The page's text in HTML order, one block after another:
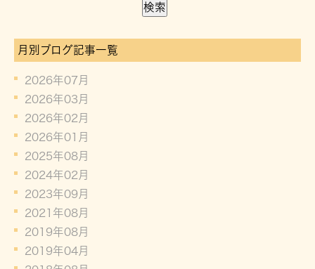
月別ブログ記事一覧
2026年07月
2026年03月
2026年02月
2026年01月
2025年08月
2024年02月
2023年09月
2021年08月
2019年08月
2019年04月